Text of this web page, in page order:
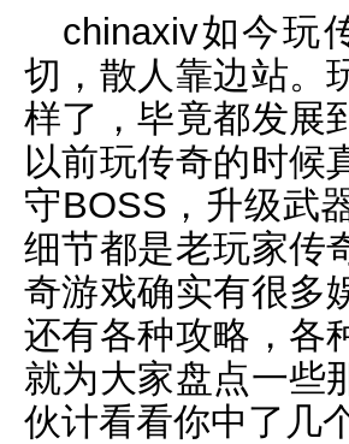
chinaxiv如今玩
切，散人靠边站。
样了，毕竟都发展
以前玩传奇的时候
守BOSS，升级武
细节都是老玩家传
奇游戏确实有很多
还有各种攻略，各
就为大家盘点一些
伙计看看你中了几